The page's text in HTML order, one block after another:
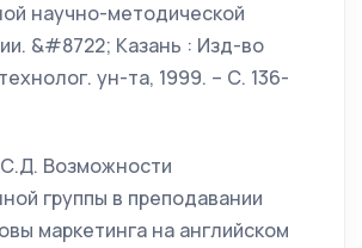
научно-методической
&#8722; Казань : Изд-во
ун-та, 1999. – С. 136-
Возможности
группы в преподавании
маркетинга на английском